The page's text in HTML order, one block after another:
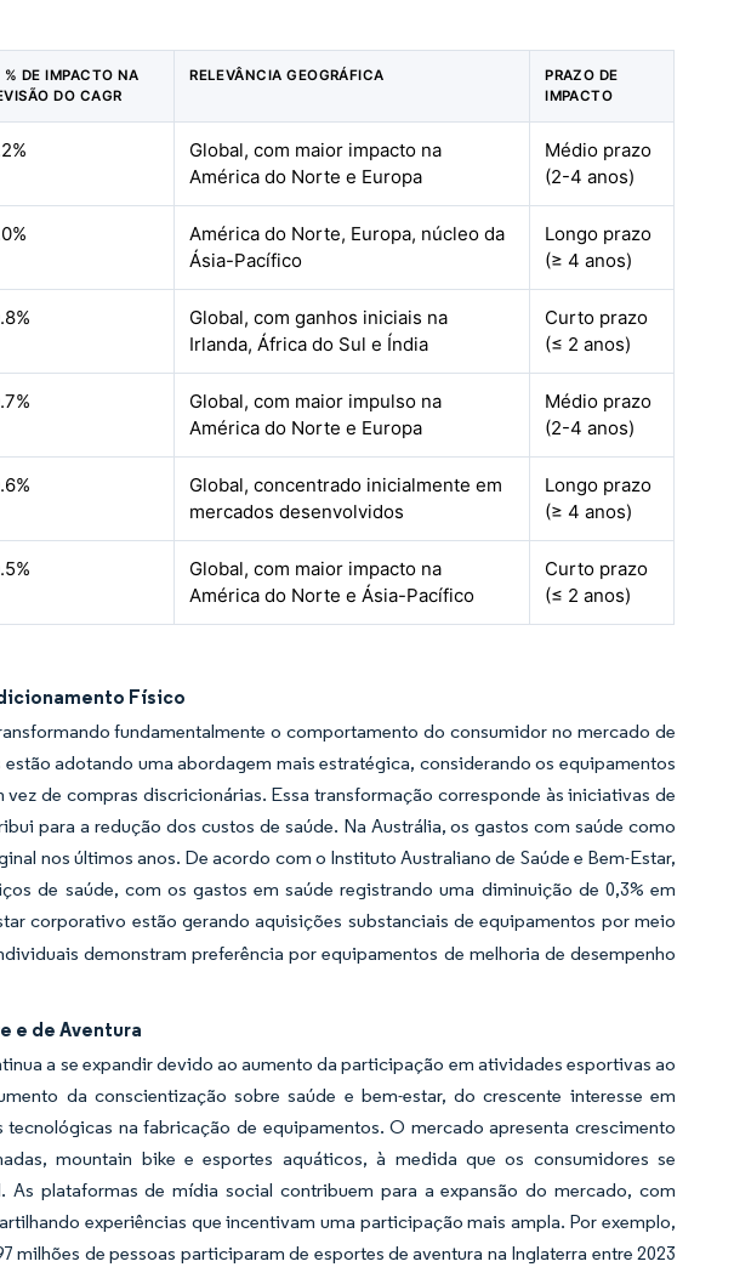
DE IMPACTO NA
DO CAGR
RELEVÂNCIA GEOGRÁFICA
PRAZO DE
IMPACTO
Global, com maior impacto na
América do Norte e Europa
Médio prazo
(2-4 anos)
América do Norte, Europa, núcleo da
Ásia-Pacífico
Longo prazo
(≥ 4 anos)
Global, com ganhos iniciais na
Irlanda, África do Sul e Índia
Curto prazo
(≤ 2 anos)
Global, com maior impulso na
América do Norte e Europa
Médio prazo
(2-4 anos)
Global, concentrado inicialmente em
mercados desenvolvidos
Longo prazo
(≥ 4 anos)
Global, com maior impacto na
América do Norte e Ásia-Pacífico
Curto prazo
(≤ 2 anos)
Físico
fundamentalmente o comportamento do consumidor no mercado de
adotando uma abordagem mais estratégica, considerando os equipamentos
de compras discricionárias. Essa transformação corresponde às iniciativas de
para a redução dos custos de saúde. Na Austrália, os gastos com saúde como
nos últimos anos. De acordo com o Instituto Australiano de Saúde e Bem-Estar,
de saúde, com os gastos em saúde registrando uma diminuição de 0,3% em
corporativo estão gerando aquisições substanciais de equipamentos por meio
demonstram preferência por equipamentos de melhoria de desempenho
e de Aventura
a se expandir devido ao aumento da participação em atividades esportivas ao
da conscientização sobre saúde e bem-estar, do crescente interesse em
na fabricação de equipamentos. O mercado apresenta crescimento
mountain bike e esportes aquáticos, à medida que os consumidores se
plataformas de mídia social contribuem para a expansão do mercado, com
experiências que incentivam uma participação mais ampla. Por exemplo,
milhões de pessoas participaram de esportes de aventura na Inglaterra entre 2023